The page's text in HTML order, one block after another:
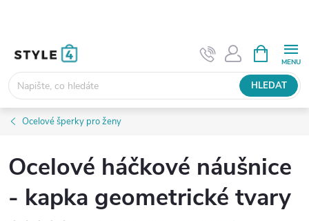
HLEDAT
NÁKUPNÍ
KOŠÍK
Ocelové šperky pro ženy
Ocelové háčkové náušnice
- kapka geometrické tvary